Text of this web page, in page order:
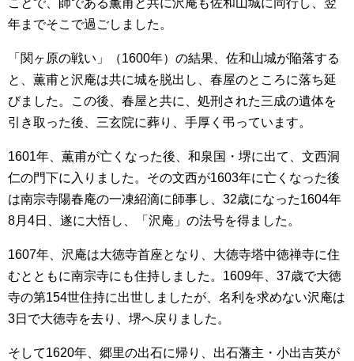
ことで、師である薫甫と共に沢庵も佐和山城に同行し、翌
年までそこで過ごしました。
「関ヶ原の戦い」（1600年）の結果、佐和山城が陥落する
と、薫甫と沢庵は共に城を脱出し、春屋のところに落ち延
びました。この後、春屋と共に、処刑された三成の遺体を
引き取った後、三玄院に葬り、手厚く弔っています。
1601年、薫甫が亡くなった後、和泉国・堺に出て、文西洞
仁の門下に入りました。その文西が1603年に亡くなった後
は南宗寺陽春庵の一凍紹滴に師事し、32歳になった1604年
8月4日、遂に大悟し、「沢庵」の法号を得ました。
1607年、沢庵は大徳寺首座となり、大徳寺塔中徳禅寺に住
むとともに南宗寺にも住持しました。1609年、37歳で大徳
寺の第154世住持に出世しましたが、名利を求めない沢庵は
3日で大徳寺を去り、堺へ戻りました。
そして1620年、郷里の出石に帰り、出石藩主・小出吉英が